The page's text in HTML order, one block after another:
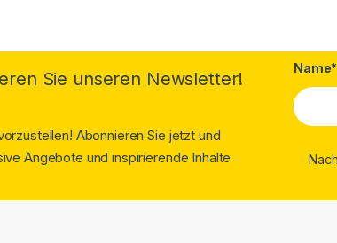
Sie unseren Newsletter!
Abonnieren Sie jetzt und
Angebote und inspirierende Inhalte
Name*